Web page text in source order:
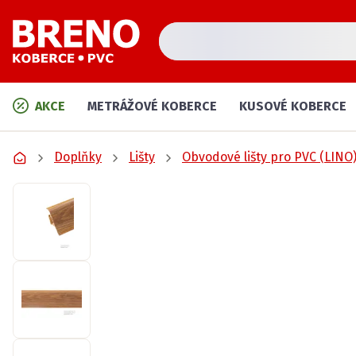
AKCE METRÁŽOVÉ KOBERCE KUSOVÉ KOBERCE
Doplňky Lišty Obvodové lišty pro PVC (LINO)